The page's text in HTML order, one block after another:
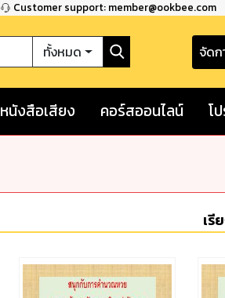
Customer support: member@ookbee.com
ทั้งหมด จัดก
หนังสือเสียง คอร์สออนไลน์ โ
เรี